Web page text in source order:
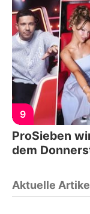
9
ProSieben
dem
Aktuelle